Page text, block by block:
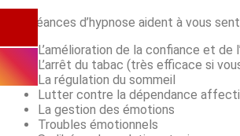
Les séances d’hypnose aident à vous
L’amélioration de la confiance et de
L’arrêt du tabac (très efficace si
La régulation du sommeil
Lutter contre la dépendance
La gestion des émotions
Troubles émotionnels